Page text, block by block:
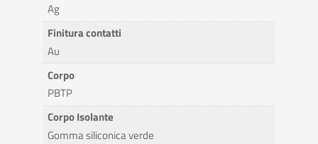
Ag
Finitura contatti
Au
Corpo
PBTP
Corpo Isolante
Gomma siliconica verde